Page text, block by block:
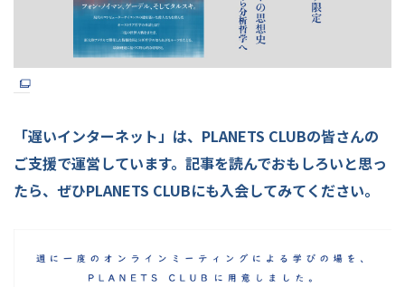
「遅いインターネット」は、PLANETS CLUBの皆さんの
ご支援で運営しています。記事を読んでおもしろいと思っ
たら、ぜひPLANETS CLUBにも入会してみてください。